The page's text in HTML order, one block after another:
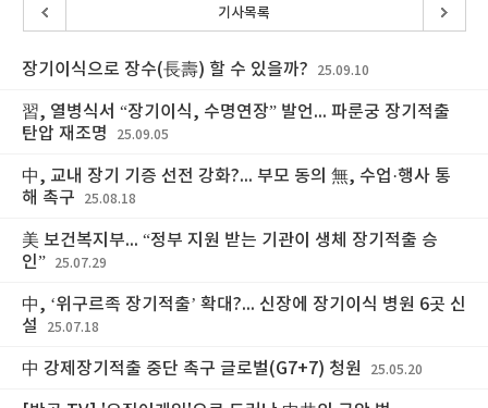
기사목록
장기이식으로 장수(長壽) 할 수 있을까? 25.09.10
習, 열병식서 “장기이식, 수명연장” 발언... 파룬궁 장기적출
탄압 재조명
25.09.05
中, 교내 장기 기증 선전 강화?... 부모 동의 無, 수업·행사 통
해 촉구
25.08.18
美 보건복지부... “정부 지원 받는 기관이 생체 장기적출 승
인”
25.07.29
中, ‘위구르족 장기적출’ 확대?... 신장에 장기이식 병원 6곳 신
설
25.07.18
中 강제장기적출 중단 촉구 글로벌(G7+7) 청원 25.05.20